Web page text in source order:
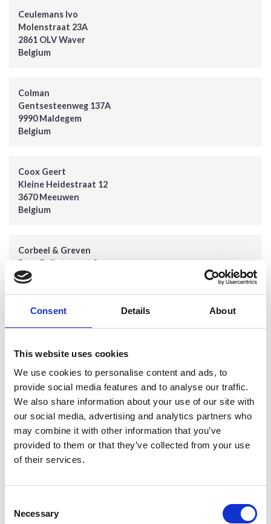
Consent Details About
This website uses cookies
We use cookies to personalise content and ads, to
provide social media features and to analyse our traffic.
We also share information about your use of our site with
our social media, advertising and analytics partners who
may combine it with other information that you’ve
provided to them or that they’ve collected from your use
of their services.
Selection
Necessary
Ceulemans Ivo
Molenstraat 23A
2861 OLV Waver
Belgium
Colman
Gentsesteenweg 137A
9990 Maldegem
Belgium
Coox Geert
Kleine Heidestraat 12
3670 Meeuwen
Belgium
Corbeel & Greven
Buys Ballotstraat 2
7102 EA Winterswijk
Creemers
3930 Hamont-Achel
Belgium
Crombez
Eikendreef 6
8210 Loppem
Belgium
Cuperus
7942 JC Meppel